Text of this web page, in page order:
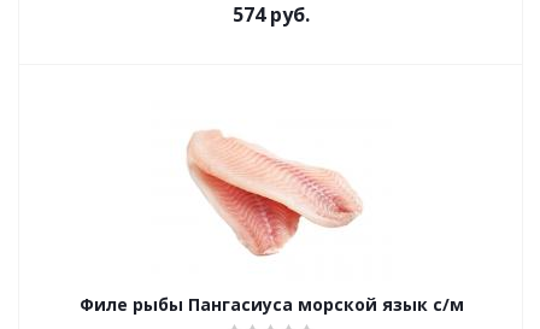
574руб.
Филе рыбы Пангасиуса морской язык с/м